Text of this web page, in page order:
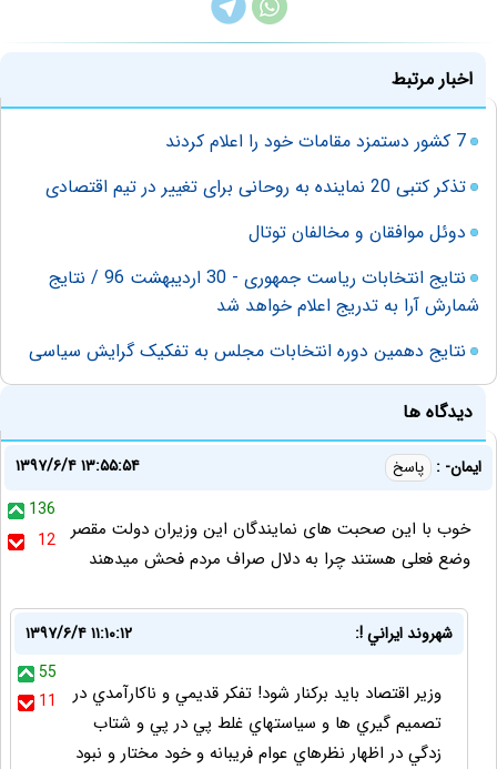
اخبار مرتبط
7 کشور دستمزد مقامات خود را اعلام کردند
تذکر کتبی 20 نماینده به روحانی برای تغییر در تیم اقتصادی
دوئل موافقان و مخالفان توتال
نتایج انتخابات ریاست جمهوری - 30 اردیبهشت 96 / نتایج
شمارش آرا به تدریج اعلام خواهد شد
نتایج دهمین دوره انتخابات مجلس به تفکیک گرایش سیاسی
دیدگاه ها
ایمان- : پاسخ
۱۳۹۷/۶/۴ ۱۳:۵۵:۵۴
136
12
خوب با این صحبت های نمایندگان این وزیران دولت مقصر
وضع فعلی هستند چرا به دلال صراف مردم فحش میدهند
شهروند ايراني !:
۱۳۹۷/۶/۴ ۱۱:۱۰:۱۲
55
11
وزير اقتصاد بايد بركنار شود! تفكر قديمي و ناكارآمدي در
تصميم گيري ها و سياستهاي غلط پي در پي و شتاب
زدگي در اظهار نظرهاي عوام فريبانه و خود مختار و نبود